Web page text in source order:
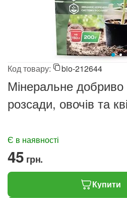
Код товару: bio-212644
Мінеральне
розсади, овочів та
‍45‍ грн.
Є в наявності
Купити